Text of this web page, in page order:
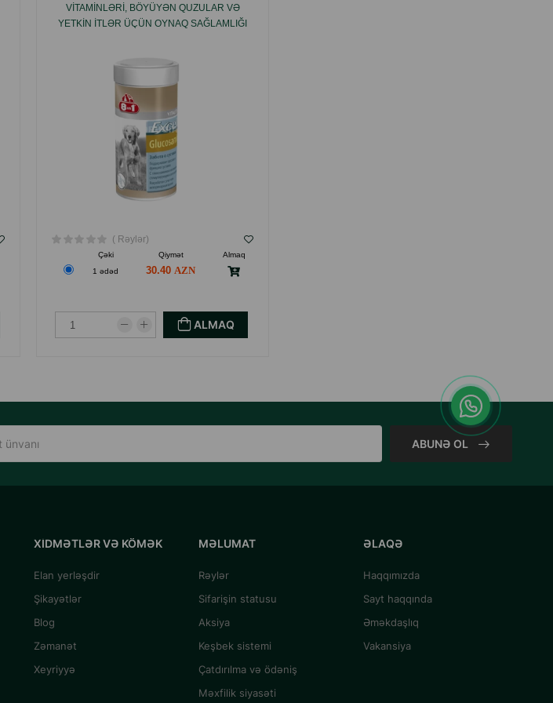
VITAMINLƏRI, BÖYÜYƏN QUZULAR VƏ
YETKIN ITLƏR ÜÇÜN OYNAQ SAĞLAMLIĞI
( Rəylər)
Çəki Qiymət
Almaq
1 ədəd
30.40
ALMAQ
ABUNƏ OL
XIDMƏTLƏR VƏ KÖMƏK
Elan yerləşdir
Şikayətlər
Blog
Zəmanət
Xeyriyyə
MƏLUMAT
Rəylər
Sifarişin statusu
Aksiya
Keşbek sistemi
Çatdırılma və ödəniş
Məxfilik siyasəti
ƏLAQƏ
Haqqımızda
Sayt haqqında
Əməkdaşlıq
Vakansiya